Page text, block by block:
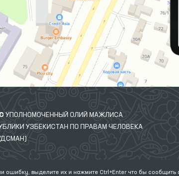
УПОЛНОМОЧЕННЫЙ ОЛИЙ МАЖЛИСА
УЗБЕКИСТАН ПО ПРАВАМ ЧЕЛОВЕКА
ошибку, выделите их и нажмите Ctrl+Enter что бы сообщить